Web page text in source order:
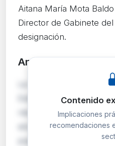
Aitana María Mota
Director de Gabinete
designación.
Análisis detallado
La Subsecretaría del
Exteriores, Unión
resuelve la convocatoria
anunciada el 15 de abril
puesto de Secretaria
Contenido
Implicaciones
recomendaciones